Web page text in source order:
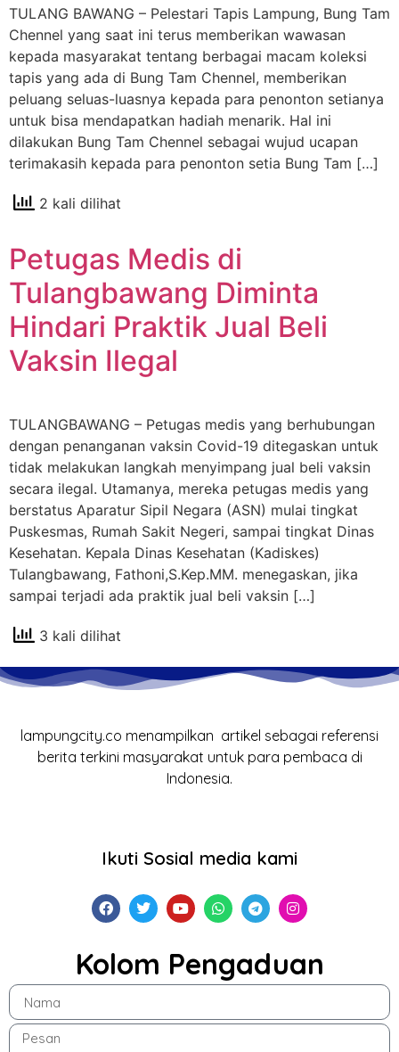
TULANG BAWANG – Pelestari Tapis Lampung, Bung Tam
Chennel yang saat ini terus memberikan wawasan
kepada masyarakat tentang berbagai macam koleksi
tapis yang ada di Bung Tam Chennel, memberikan
peluang seluas-luasnya kepada para penonton setianya
untuk bisa mendapatkan hadiah menarik. Hal ini
dilakukan Bung Tam Chennel sebagai wujud ucapan
terimakasih kepada para penonton setia Bung Tam […]
2 kali dilihat
Petugas Medis di
Tulangbawang Diminta
Hindari Praktik Jual Beli
Vaksin Ilegal
TULANGBAWANG – Petugas medis yang berhubungan
dengan penanganan vaksin Covid-19 ditegaskan untuk
tidak melakukan langkah menyimpang jual beli vaksin
secara ilegal. Utamanya, mereka petugas medis yang
berstatus Aparatur Sipil Negara (ASN) mulai tingkat
Puskesmas, Rumah Sakit Negeri, sampai tingkat Dinas
Kesehatan. Kepala Dinas Kesehatan (Kadiskes)
Tulangbawang, Fathoni,S.Kep.MM. menegaskan, jika
sampai terjadi ada praktik jual beli vaksin […]
3 kali dilihat
lampungcity.co menampilkan artikel sebagai referensi
berita terkini masyarakat untuk para pembaca di
Indonesia.
Ikuti Sosial media kami
Kolom Pengaduan